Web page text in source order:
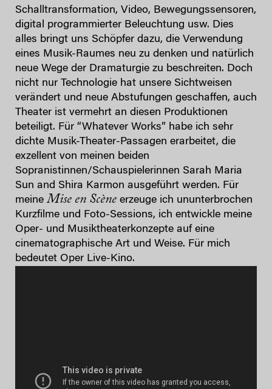
Schalltransformation, Video, Bewegungssensoren,
digital programmierter Beleuchtung usw. Dies
alles bringt uns Schöpfer dazu, die Verwendung
eines Musik-Raumes neu zu denken und natürlich
neue Wege der Dramaturgie zu beschreiten. Doch
nicht nur Technologie hat unsere Sichtweisen
verändert und neue Abstufungen geschaffen, auch
Theater ist vermehrt an diesen Produktionen
beteiligt. Für “Whatever Works” habe ich sehr
dichte Musik-Theater-Passagen erarbeitet, die
exzellent von meinen beiden
Sopranistinnen/Schauspielerinnen Sarah Maria
Sun and Shira Karmon ausgeführt werden. Für
meine Mise en Scène erzeuge ich ununterbrochen
Kurzfilme und Foto-Sessions, ich entwickle meine
Oper- und Musiktheaterkonzepte auf eine
cinematographische Art und Weise. Für mich
bedeutet Oper Live-Kino.